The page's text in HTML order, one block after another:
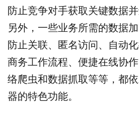
防止竞争对手获取关键数据并
另外，一些业务所需的数据加
防止关联、匿名访问、自动
商务工作流程、便捷在线协
络爬虫和数据抓取等等，都
器的特色功能。